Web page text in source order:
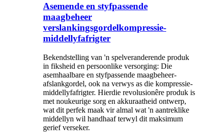
Asemende en styfpassende
maagbeheer
verslankingsgordelkompressie-
middellyfafrigter
Bekendstelling van 'n spelveranderende produk
in fiksheid en persoonlike versorging: Die
asemhaalbare en styfpassende maagbeheer-
afslankgordel, ook na verwys as die kompressie-
middellyfafrigter. Hierdie revolusionêre produk is
met noukeurige sorg en akkuraatheid ontwerp,
wat dit perfek maak vir almal wat 'n aantreklike
middellyn wil handhaaf terwyl dit maksimum
gerief verseker.